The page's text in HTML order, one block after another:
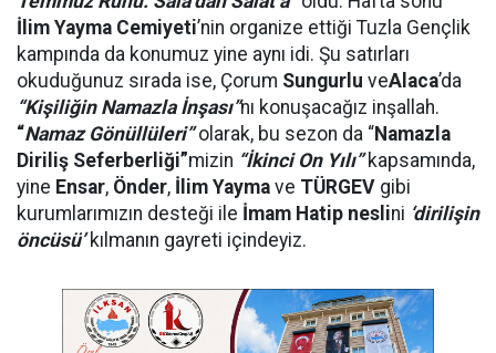
İlim Yayma Cemiyeti’nin organize ettiği Tuzla Gençlik
kampında da konumuz yine aynı idi. Şu satırları
okuduğunuz sırada ise, Çorum Sungurlu veAlaca’da
“Kişiliğin Namazla İnşası”nı konuşacağız inşallah.
“Namaz Gönüllüleri”olarak, bu sezon da “Namazla
Diriliş Seferberliği”mizin “İkinci On Yılı”kapsamında,
yine Ensar, Önder, İlim Yayma ve TÜRGEV gibi
kurumlarımızın desteği ile İmam Hatip neslini ‘dirilişin
öncüsü’kılmanın gayreti içindeyiz.